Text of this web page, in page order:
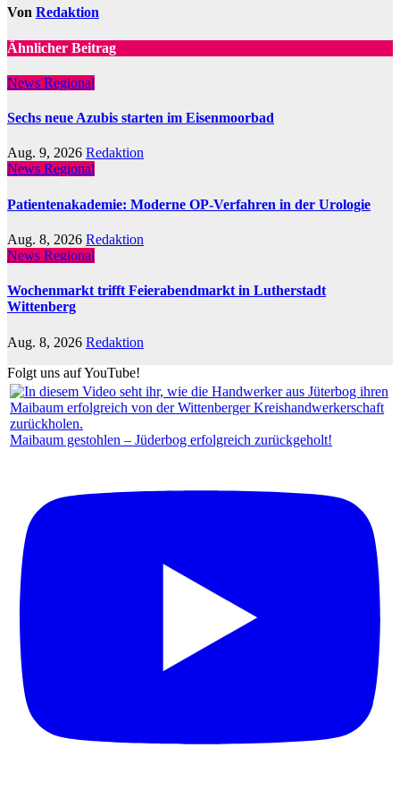
Von Redaktion
Ähnlicher Beitrag
News Regional
Sechs neue Azubis starten im Eisenmoorbad
Aug. 9, 2026 Redaktion
News Regional
Patientenakademie: Moderne OP-Verfahren in der Urologie
Aug. 8, 2026 Redaktion
News Regional
Wochenmarkt trifft Feierabendmarkt in Lutherstadt
Wittenberg
Aug. 8, 2026 Redaktion
Folgt uns auf YouTube!
Maibaum gestohlen – Jüderbog erfolgreich zurückgeholt!